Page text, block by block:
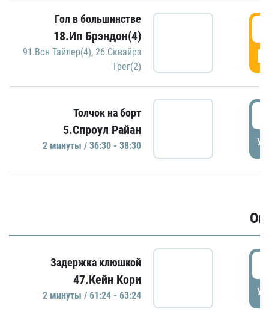
Гол в большинстве
18.Ип Брэндон(4)
91.Вон Тайлер(4), 26.Сквайрз
Грег(2)
Толчок на борт
5.Спроул Райан
2 минуты / 36:30 - 38:30
Задержка клюшкой
47.Кейн Кори
2 минуты / 61:24 - 63:24